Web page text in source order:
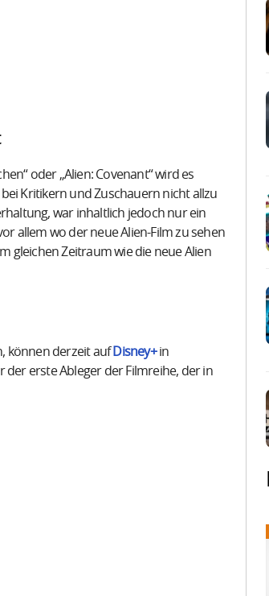
oder „Alien: Covenant“ wird es
Kritikern und Zuschauern nicht allzu
war inhaltlich jedoch nur ein
allem wo der neue Alien-Film zu sehen
gleichen Zeitraum wie die neue Alien
können derzeit auf Disney+in
erste Ableger der Filmreihe, der in